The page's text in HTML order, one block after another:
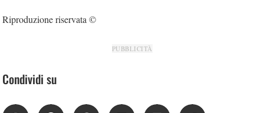
Riproduzione riservata ©
PUBBLICITÀ
Condividi su